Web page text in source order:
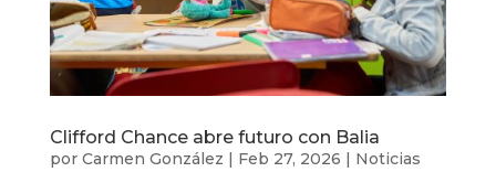
Clifford Chance abre futuro con Balia
por Carmen González | Feb 27, 2026 | Noticias